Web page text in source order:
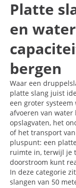
Platte
en
bergen
Waar een
platte slang juist
een groter systeem
afvoeren van
opslagvaten, het
of het transport
pluspunt: een
ruimte in, terwijl je
doorstroom kunt
In deze categorie
slangen van 50